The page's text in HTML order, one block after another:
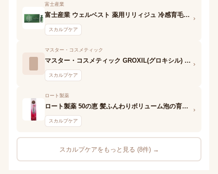
富士産業
富士産業 ウェルベスト 薬用リリィジュ 冷感育毛エッセンス
スカルプケア
›
マスター・コスメティック
マスター・コスメティック GROXIL(グロキシル) グロキシル ヘアトニック
スカルプケア
›
ロート製薬
ロート製薬 50の恵 髪ふんわりボリューム泡の育毛剤
スカルプケア
›
スカルプケアをもっと見る (8件) →